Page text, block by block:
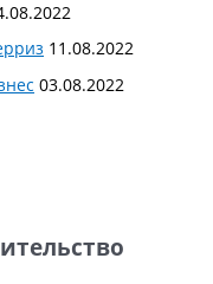
11.08.2022
03.08.2022